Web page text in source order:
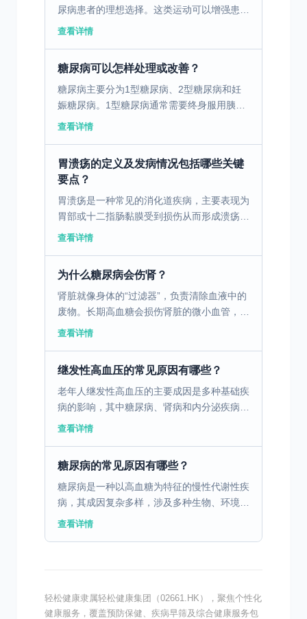
尿病患者的理想选择。这类运动可以增强患者
的心肺功能，有助于降低血糖。建议患者每周
查看详情
糖尿病可以怎样处理或改善？
糖尿病主要分为1型糖尿病、2型糖尿病和妊
娠糖尿病。1型糖尿病通常需要终身服用胰岛
素，因为患者自身不能产生足够的胰岛素。2
查看详情
胃溃疡的定义及发病情况包括哪些关键
要点？
胃溃疡是一种常见的消化道疾病，主要表现为
胃部或十二指肠黏膜受到损伤从而形成溃疡。
老年人是该疾病的高发人群，容易受到饮食、
查看详情
为什么糖尿病会伤肾？
肾脏就像身体的“过滤器”，负责清除血液中的
废物。长期高血糖会损伤肾脏的微小血管，
让“过滤器”变堵、变漏，无法正常工作。早期
查看详情
继发性高血压的常见原因有哪些？
老年人继发性高血压的主要成因是多种基础疾
病的影响，其中糖尿病、肾病和内分泌疾病尤
为常见。糖尿病患者长期血糖控制不良，可导
查看详情
糖尿病的常见原因有哪些？
糖尿病是一种以高血糖为特征的慢性代谢性疾
病，其成因复杂多样，涉及多种生物、环境和
遗传因素。生物因素包括胰岛素分泌不足或身
查看详情
轻松健康隶属轻松健康集团（02661.HK），聚焦个性化
健康服务，覆盖预防保健、疾病早筛及综合健康服务包